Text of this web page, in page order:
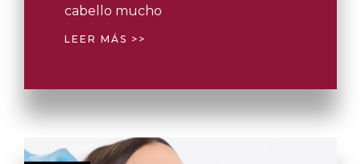
cabello mucho
LEER MÁS >>